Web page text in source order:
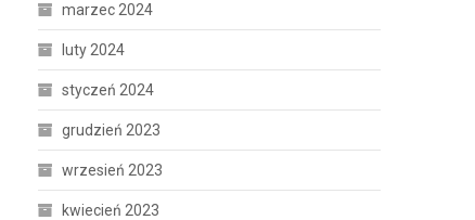
marzec 2024
luty 2024
styczeń 2024
grudzień 2023
wrzesień 2023
kwiecień 2023